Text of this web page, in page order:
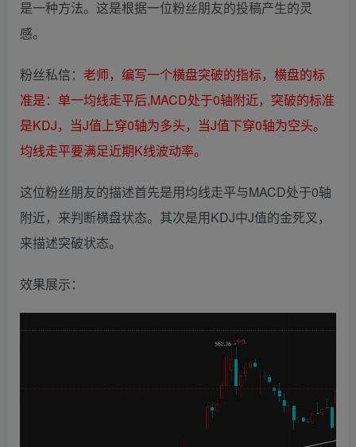
是一种方法。这是根据一位粉丝朋友的投稿产生的灵
感。
粉丝私信： 老师，编写一个横盘突破的指标，横盘的标
准是：单一均线走平后,MACD处于0轴附近，突破的标准
是KDJ，当J值上穿0轴为多头，当J值下穿0轴为空头。
均线走平要满足近期K线波动率。
这位粉丝朋友的描述首先是用均线走平与MACD处于0轴
附近，来判断横盘状态。其次是用KDJ中J值的金死叉，
来描述突破状态。
效果展示：